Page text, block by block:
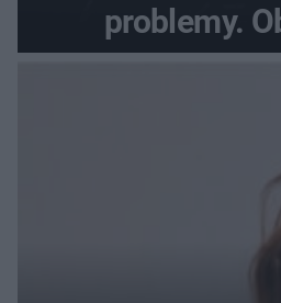
problemy.
poprawnie,